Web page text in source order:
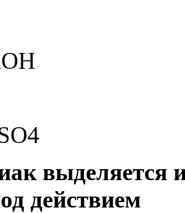
вы­де­ля­ет­ся
дей­стви­ем